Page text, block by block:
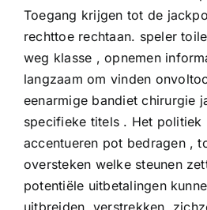
Toegang krijgen tot de
rechttoe rechtaan. speler
weg klasse , opnemen
langzaam om vinden
eenarmige bandiet chirurgie
specifieke titels . Het politiek
accentueren pot bedragen ,
oversteken welke steunen
potentiële uitbetalingen
uitbreiden, verstrekken,